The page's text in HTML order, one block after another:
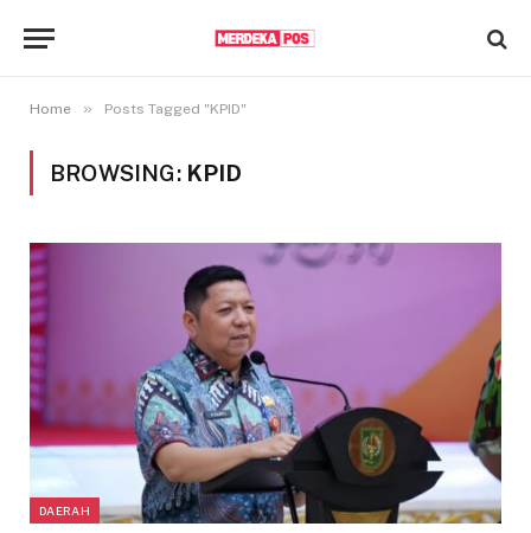
Home » Posts Tagged "KPID"
BROWSING: KPID
DAERAH